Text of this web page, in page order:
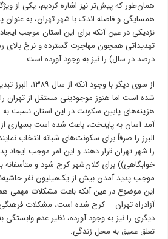
همان‌طور که پیش‌تر نیز اشاره کردیم، یکی از
همسایگی و فاصله اندک با شهر تهران، به
نزدیکی در عین آنکه برای این استان موجب
تهدیداتی همچون مهاجرت گسترده و نرخ
درصد در سال) را نیز به وجود آورده است.
از سوی دیگر با
شده است اما هنوز موجودیتی مستقل از تهران
هزینه‌های پایین سکونت در این استان نسبت
آمد آسان به پایتخت، باعث شده است بسیاری از
البرز را صرفاً برای سکونت‌های شبانه انتخاب
را شهر تهران قرار دهند و این امر موجب ایجاد
خوابگاهی)) برای کلان‌شهر کرج شود و
موجب پدید آمدن بیش از یک‌میلیون نفر
این موضوع در عین آنکه باعث مشکلات مهمی
آزادراه تهران – کرج شده است، مشکلات
دیگری را نیز به وجود آورده، نظیر عدم
تعلق عمیق به محل زندگی.